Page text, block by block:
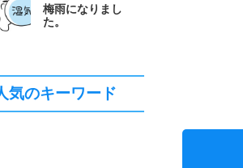
梅雨になりまし
た。
気のキーワード